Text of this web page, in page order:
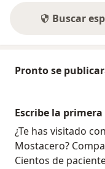
Buscar
Pronto se
Escribe la
¿Te has visitado
Mostacero?
Cientos de